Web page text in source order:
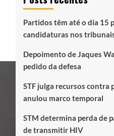
Partidos têm até o dia 15
candidaturas nos
Depoimento de Jaques
pedido da defesa
STF julga recursos contra
anulou marco temporal
STM determina perda de
de transmitir HIV